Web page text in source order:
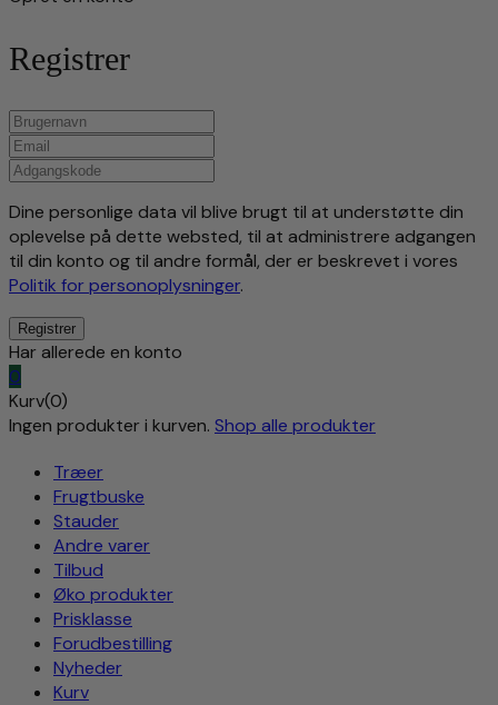
Registrer
Dine personlige data vil blive brugt til at understøtte din
oplevelse på dette websted, til at administrere adgangen
til din konto og til andre formål, der er beskrevet i vores
Politik for personoplysninger.
Har allerede en konto
0
Kurv(0)
Ingen produkter i kurven. Shop alle produkter
Træer
Frugtbuske
Stauder
Andre varer
Tilbud
Øko produkter
Prisklasse
Forudbestilling
Nyheder
Kurv